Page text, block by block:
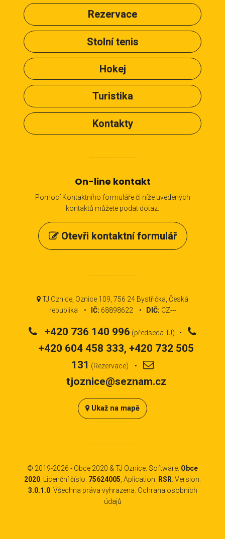
Rezervace
Stolní tenis
Hokej
Turistika
Kontakty
On-line kontakt
Pomocí Kontaktního formuláře či níže uvedených
kontaktů můžete podat dotaz.
Otevři kontaktní formulář
TJ Oznice, Oznice 109, 756 24 Bystřička, Česká
republika •
IČ: 68898622 • DIČ: CZ---
+420 736 140 996 (předseda TJ) •
+420 604 458 333, +420 732 505
131 (Rezervace) •
tjoznice@seznam.cz
Ukaž na mapě
© 2019-2026 - Obce 2020 & TJ Oznice . Software: Obce
2020 . Licenční číslo: 75624005 , Aplication: RSR . Version:
3.0.1.0. Všechna práva vyhrazena. Ochrana osobních
údajů